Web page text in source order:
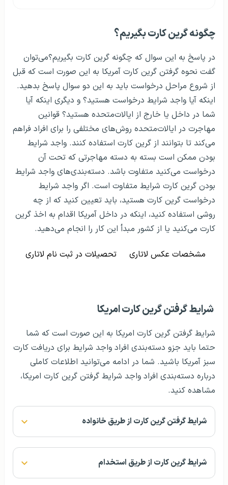
چگونه گرین کارت بگیریم؟
در پاسخ به این سوال که چگونه گرین کارت بگیریم؟می‌توان
گفت نحوه گرفتن گرین کارت آمریکا به این صورت است که قبل
از شروع مراحل درخواست باید به این دو سوال پاسخ بدهید.
اینکه آیا واجد شرایط درخواست هستید؟ و دیگری اینکه آیا
شما در داخل یا خارج از ایالات‌متحده هستید؟ قوانین
مهاجرت در ایالات‌متحده روش‌های مختلفی را برای افراد فراهم
می‌کند تا بتوانند از گرین کارت استفاده کنند. واجد شرایط
بودن ممکن است بسته به دسته مهاجرتی که تحت آن
درخواست می‌کنید متفاوت باشد. دسته‌بندی‌های واجد شرایط
بودن گرین کارت شرایط متفاوت است. اگر واجد شرایط
درخواست گرین کارت هستید، باید تعیین کنید که از چه
روشی استفاده کنید، اینکه در داخل آمریکا اقدام به اخذ گرین
کارت می‌کنید یا از کشور مبدأ این کار را انجام می‌دهید.
مشخصات عکس لاتاری تحصیلات در ثبت نام لاتاری
شرایط گرفتن گرین کارت امریکا
شرایط گرفتن گرین کارت امریکا به این صورت است که شما
حتما باید جزو دسته‌بندی افراد واجد شرایط برای دریافت کارت
سبز آمریکا باشید. شما در ادامه می‌توانید اطلاعات کاملی
درباره دسته‌بندی افراد واجد شرایط گرفتن گرین کارت امریکا،
مشاهده کنید.
شرایط گرفتن گرین کارت از طریق خانواده
شرایط گرین کارت از طریق استخدام